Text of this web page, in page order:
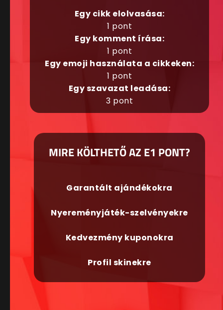
Egy cikk elolvasása:
1 pont
Egy komment írása:
1 pont
Egy emoji használata a cikkeken:
1 pont
Egy szavazat leadása:
3 pont
MIRE KÖLTHETŐ AZ E1 PONT?
Garantált ajándékokra
Nyereményjáték-szelvényekre
Kedvezmény kuponokra
Profil skinekre